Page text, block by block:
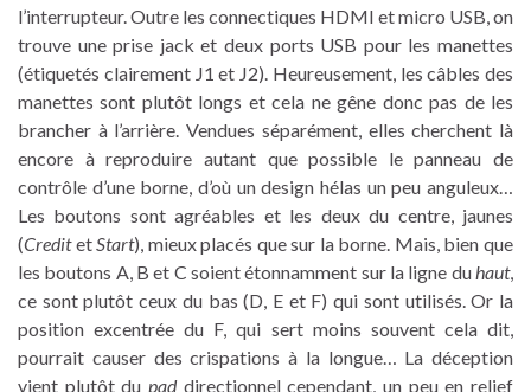
l’interrupteur. Outre les connectiques HDMI et micro USB, on
trouve une prise jack et deux ports USB pour les manettes
(étiquetés clairement J1 et J2). Heureusement, les câbles des
manettes sont plutôt longs et cela ne gêne donc pas de les
brancher à l’arrière. Vendues séparément, elles cherchent là
encore à reproduire autant que possible le panneau de
contrôle d’une borne, d’où un design hélas un peu anguleux…
Les boutons sont agréables et les deux du centre, jaunes
(CreditetStart), mieux placés que sur la borne. Mais, bien que
les boutons A, B et C soient étonnamment sur la ligne duhaut,
ce sont plutôt ceux du bas (D, E et F) qui sont utilisés. Or la
position excentrée du F, qui sert moins souvent cela dit,
pourrait causer des crispations à la longue… La déception
vient plutôt du paddirectionnel cependant, un peu en relief